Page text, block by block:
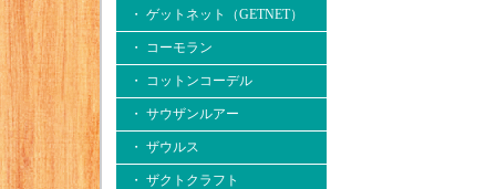
・ ゲットネット（GETNET）
・ コーモラン
・ コットンコーデル
・ サウザンルアー
・ ザウルス
・ ザクトクラフト